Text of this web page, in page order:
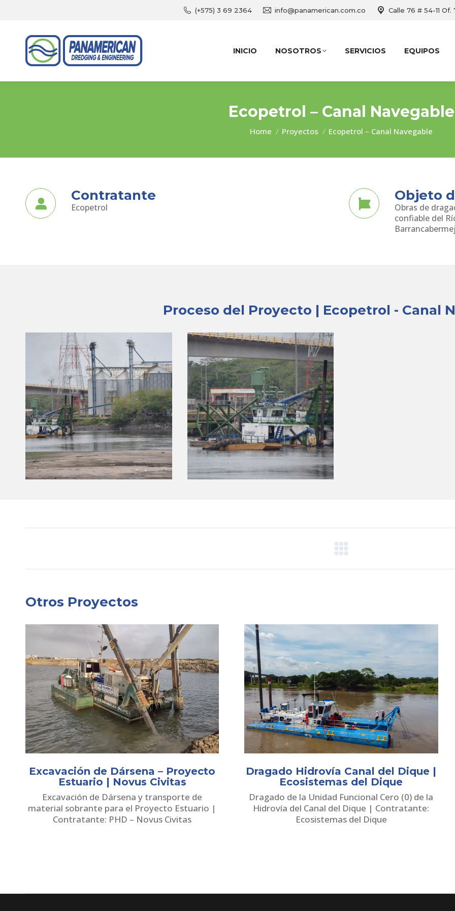
(+575) 3 69 2364 info@panamerican.com.co Calle 76 # 54-11
INICIO NOSOTROS SERVICIOS EQUIPOS
Ecopetrol – Canal Navegable
You are here:
Home Proyectos Ecopetrol – Canal Navegable
Contratante
Ecopetrol
Objeto
Obras de
confiable del
Proceso del Proyecto | Ecopetrol - Canal
Otros Proyectos
Excavación de Dársena – Proyecto
Estuario | Novus Civitas
Excavación de Dársena y transporte de
material sobrante para el Proyecto Estuario |
Contratante: PHD – Novus Civitas
Dragado Hidrovía Canal del Dique |
Ecosistemas del Dique
Dragado de la Unidad Funcional Cero (0) de la
Hidrovía del Canal del Dique | Contratante:
Ecosistemas del Dique